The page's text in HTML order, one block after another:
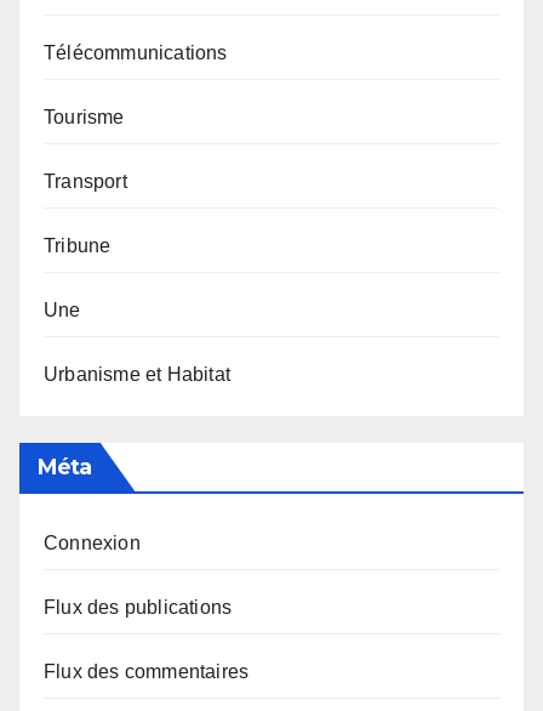
Télécommunications
Tourisme
Transport
Tribune
Une
Urbanisme et Habitat
Méta
Connexion
Flux des publications
Flux des commentaires